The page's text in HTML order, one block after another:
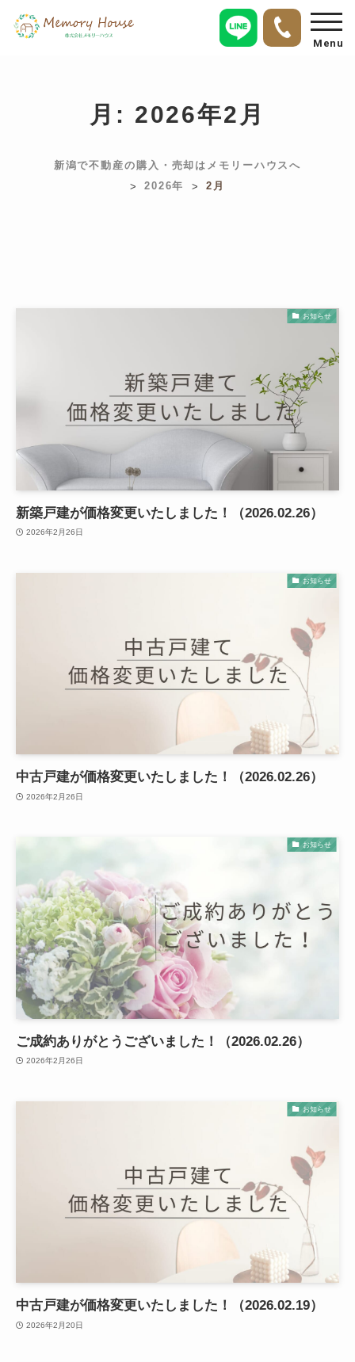
Menu
月: 2026年2月
新潟で不動産の購入・売却はメモリーハウスへ
>
2026年 > 2月
お知らせ
新築戸建が価格変更いたしました！（2026.02.26）
2026年2月26日
お知らせ
中古戸建が価格変更いたしました！（2026.02.26）
2026年2月26日
お知らせ
ご成約ありがとうございました！（2026.02.26）
2026年2月26日
お知らせ
中古戸建が価格変更いたしました！（2026.02.19）
2026年2月20日